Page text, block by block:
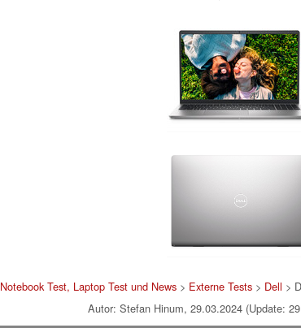
Notebook Test, Laptop Test und News> Externe Tests> Dell >
Autor: Stefan Hinum, 29.03.2024 (Update: